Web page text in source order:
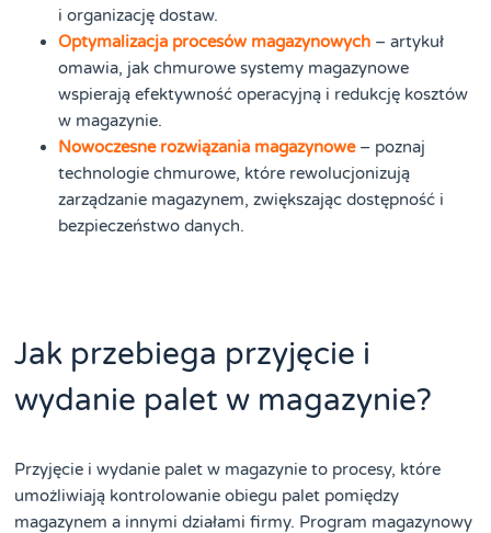
i organizację dostaw.
Optymalizacja procesów magazynowych – artykuł
omawia, jak chmurowe systemy magazynowe
wspierają efektywność operacyjną i redukcję kosztów
w magazynie.
Nowoczesne rozwiązania magazynowe– poznaj
technologie chmurowe, które rewolucjonizują
zarządzanie magazynem, zwiększając dostępność i
bezpieczeństwo danych.
Jak przebiega przyjęcie i
wydanie palet w magazynie?
Przyjęcie i wydanie palet w magazynie to procesy, które
umożliwiają kontrolowanie obiegu palet pomiędzy
magazynem a innymi działami firmy. Program magazynowy